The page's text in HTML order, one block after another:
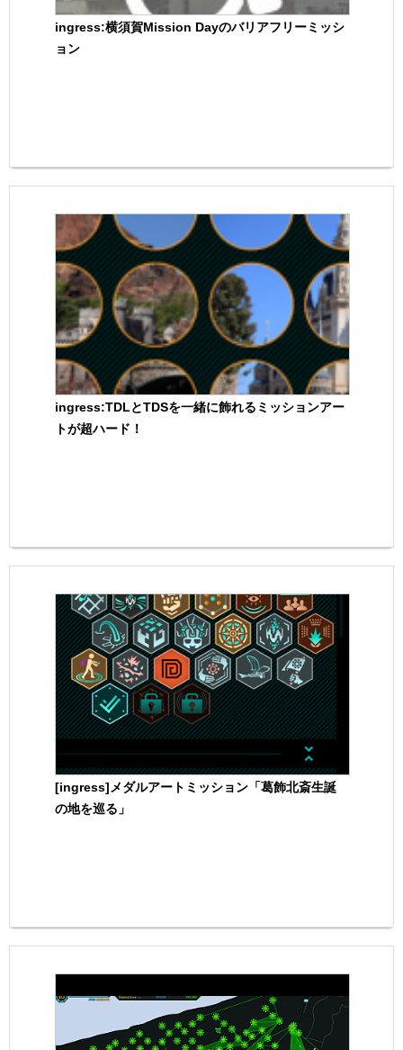
ingress:横須賀Mission Dayのバリアフリーミッシ
ョン
ingress:TDLとTDSを一緒に飾れるミッションアー
トが超ハード！
[ingress]メダルアートミッション「葛飾北斎生誕
の地を巡る」